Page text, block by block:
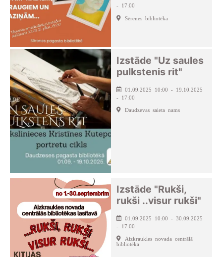
- 17:00
Sērenes bibliotēka
Izstāde "Uz saules
pulkstenis rit"
01.09.2025 10:00 - 19.10.2025
- 17:00
Daudzevas saieta nams
Izstāde "Rukši,
rukši ..visur rukši"
01.09.2025 10:00 - 30.09.2025
- 17:00
Aizkraukles novada centrālā
bibliotēka